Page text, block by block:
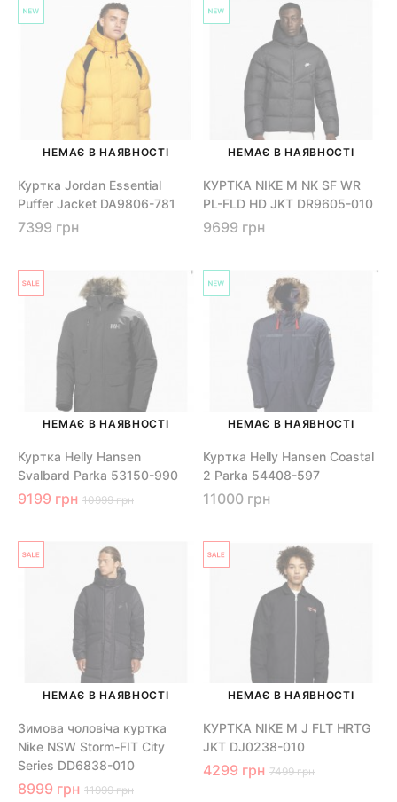
НЕМАЄ В НАЯВНОСТІ
Куртка Jordan Essential
Puffer Jacket DA9806-781
7399 грн
НЕМАЄ В НАЯВНОСТІ
КУРТКА NIKE M NK SF WR
PL-FLD HD JKT DR9605-010
9699 грн
НЕМАЄ В НАЯВНОСТІ
Куртка Helly Hansen
Svalbard Parka 53150-990
9199 грн 10999 грн
НЕМАЄ В НАЯВНОСТІ
Куртка Helly Hansen Coastal
2 Parka 54408-597
11000 грн
НЕМАЄ В НАЯВНОСТІ
Зимова чоловіча куртка
Nike NSW Storm-FIT City
Series DD6838-010
8999 грн 11999 грн
НЕМАЄ В НАЯВНОСТІ
КУРТКА NIKE M J FLT HRTG
JKT DJ0238-010
4299 грн 7499 грн